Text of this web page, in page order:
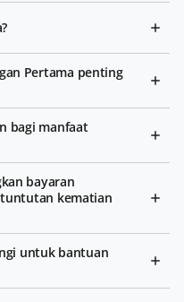
Pertama penting
bagi manfaat
bayaran
kematian
untuk bantuan